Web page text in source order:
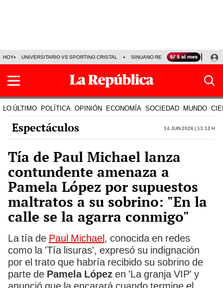
HOY UNIVERSITARIO VS SPORTING CRISTAL SINUANO RESULTADOS HOY
LO ÚLTIMO POLÍTICA OPINIÓN ECONOMÍA SOCIEDAD MUNDO
Espectáculos 14 Jun 2026 | 13:12 h
Tía de Paul Michael lanza
contundente amenaza a
Pamela López por supuestos
maltratos a su sobrino: "En la
calle se la agarra conmigo"
La tía de Paul Michael, conocida en redes
como la 'Tía lisuras', expresó su indignación
por el trato que habría recibido su sobrino de
parte de Pamela López en 'La granja VIP' y